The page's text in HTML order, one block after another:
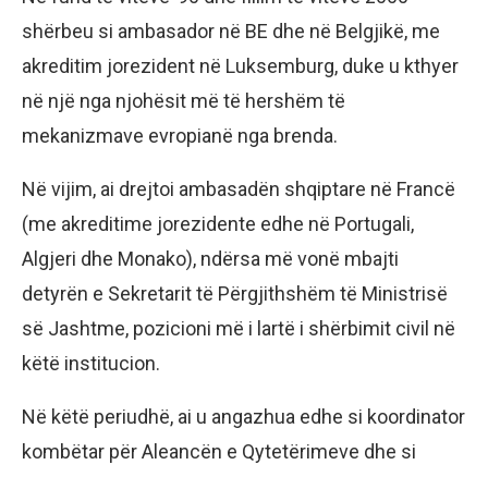
shërbeu si ambasador në BE dhe në Belgjikë, me
akreditim jorezident në Luksemburg, duke u kthyer
në një nga njohësit më të hershëm të
mekanizmave evropianë nga brenda.
Në vijim, ai drejtoi ambasadën shqiptare në Francë
(me akreditime jorezidente edhe në Portugali,
Algjeri dhe Monako), ndërsa më vonë mbajti
detyrën e Sekretarit të Përgjithshëm të Ministrisë
së Jashtme, pozicioni më i lartë i shërbimit civil në
këtë institucion.
Në këtë periudhë, ai u angazhua edhe si koordinator
kombëtar për Aleancën e Qytetërimeve dhe si